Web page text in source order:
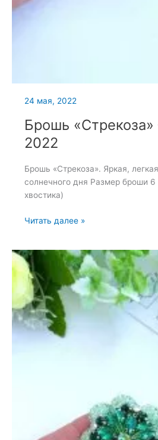
24 мая, 2022
Брошь
2022
Брошь «Стрекоза». Яркая,
солнечного дня Размер броши 6
хвостика)
Брошь
24
мая
2022
Читать далее »